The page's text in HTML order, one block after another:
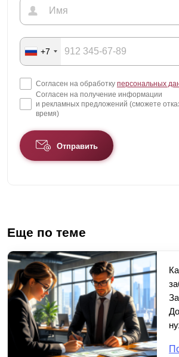
+7
Согласен на обработку персональных
Согласен на получение информации
и рекламных предложений (сможете
время)
Отправить
Еще по теме